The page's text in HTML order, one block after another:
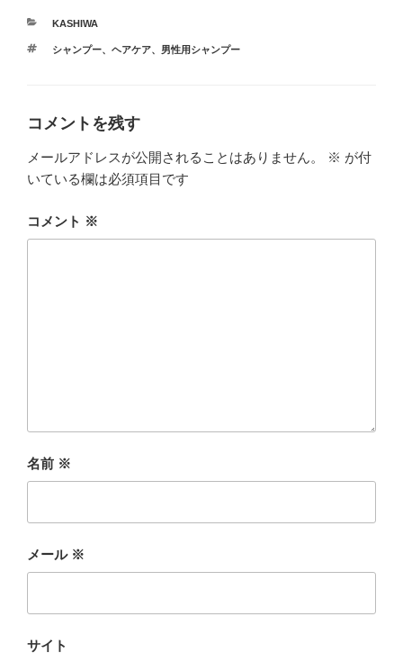
カ
ゴ
KASHIWA
タ
シャンプー、 ヘアケア、 男性用シャンプー
コメントを残す
メールアドレスが公開されることはありません。 ※ が付
いている欄は必須項目です
コメント ※
名前 ※
メール ※
サイト